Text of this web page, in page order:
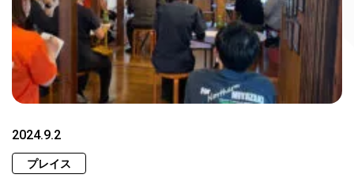
2024.9.2
プレイス